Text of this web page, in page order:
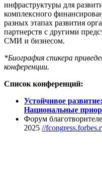
инфраструктуры для
комплексного
разных этапах развития
партнерств с другими
СМИ и бизнесом.
*Биография спикера
конференции.
Список конференций:
Устойчивое
Национальные
Форум
2025 //